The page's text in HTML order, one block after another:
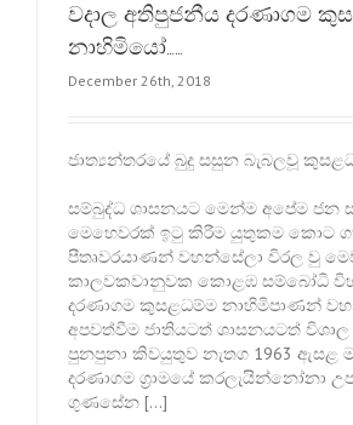
වදාල අතිපුජනීය දරණාගම
නාහිමියෝ……
December 26th, 2018
ජාත්‍යන්තරයේ බුදු සසුන බැබලවූ
සම්බුද්ධ ශාසනයට මෙන්ම අපේම ජන
මෙහෙවරක් ඉටු කිරීම යුතුකම කොට
පීතෘවරයාණන් වහන්සේලා විරල වු
කාලවකවානුවක කොළඹ සම්බෝධි
දරණාගම කුසළධම්ම නාහිමිපාණන්
අපවත්වීම ජාතියටත් ශාසනයටත්
පුනපුනා කිවයුතුව නැතග 1963 ඇසළ
දරණාගම ග්‍රාමයේ කරලැයින්නෝනා
ගුණසේන […]